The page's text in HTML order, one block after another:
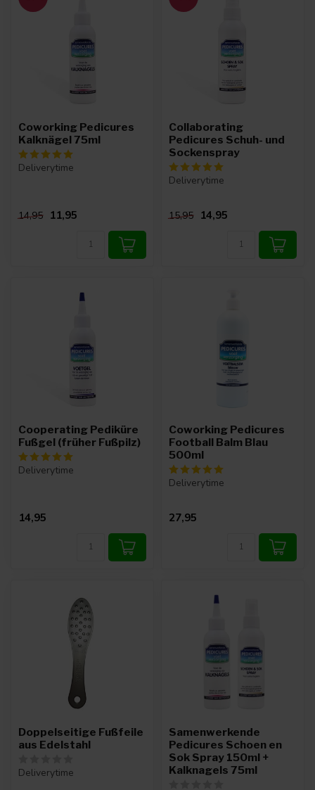
Coworking Pedicures
Kalknägel 75ml
Deliverytime
14,95 11,95
Collaborating
Pedicures Schuh- und
Sockenspray
Deliverytime
15,95 14,95
Cooperating Pediküre
Fußgel (früher Fußpilz)
Deliverytime
14,95
Coworking Pedicures
Football Balm Blau
500ml
Deliverytime
27,95
Doppelseitige Fußfeile
aus Edelstahl
Deliverytime
Samenwerkende
Pedicures Schoen en
Sok Spray 150ml +
Kalknagels 75ml